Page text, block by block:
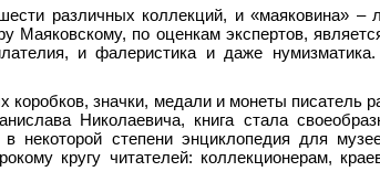
различных коллекций, и «маяковина»
Маяковскому, по оценкам экспертов,
и фалеристика и даже
коробков, значки, медали и монеты писатель
Николаевича, книга стала
некоторой степени энциклопедия для
кругу читателей: коллекционерам,